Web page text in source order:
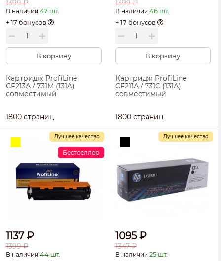
1399 ₽
В наличии 47 шт.
+ 17 бонусов
В корзину
Картридж ProfiLine
CF213A / 731M (131A)
совместимый
1800 страниц
1399 ₽
В наличии 46 шт.
+ 17 бонусов
В корзину
Картридж ProfiLine
CF211A / 731C (131A)
совместимый
1800 страниц
Лучшее качество
1137 ₽
1399 ₽
В наличии 44 шт.
Бестселлер
Лучшее качество
1095 ₽
1347 ₽
В наличии 25 шт.